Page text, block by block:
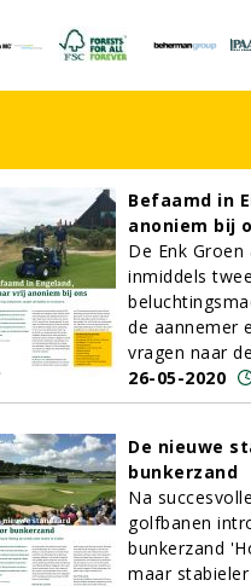
Befaamd in
anoniem bij
De Enk
inmiddels
de aannemer
vragen naar
26-05-2020
De nieuwe
bunkerzand
Na
golfbanen
bunkerzand
maar